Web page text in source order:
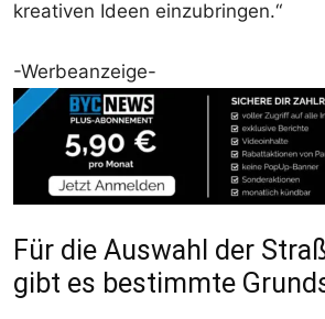
kreativen Ideen einzubringen.“
-Werbeanzeige-
Für die Auswahl der
gibt es bestimmte